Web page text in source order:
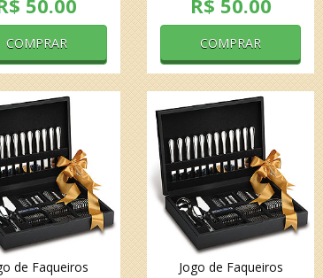
COMPRAR COMPRAR
de Faqueiros Jogo de Faqueiros